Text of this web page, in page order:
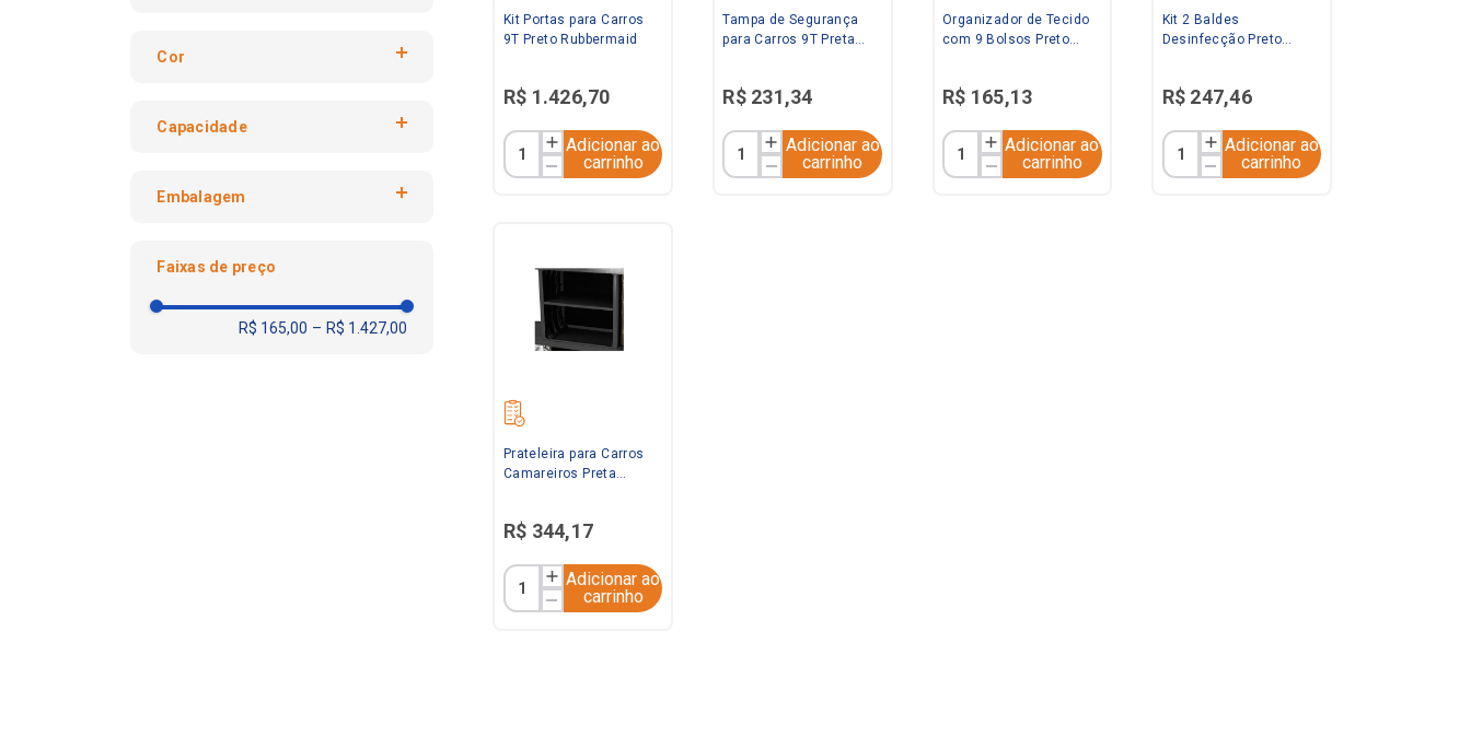
Capacidade
Desinfecção
Cor
preto
Embalagem
Unidade
Faixas de preço
R$ 165,00 – R$ 1.427,00
Kit Portas para Carros
9T Preto Rubbermaid
R$ 1.426,70
Adicionar ao
carrinho
Tampa de Segurança
para Carros 9T Preta
R$ 231,34
Adicionar ao
carrinho
Organizador de Tecido
com 9 Bolsos Preto
R$ 165,13
Adicionar ao
carrinho
Kit 2 Baldes
Desinfecção Preto
R$ 247,46
Adicionar ao
carrinho
Prateleira para Carros
Camareiros Preta
R$ 344,17
Adicionar ao
carrinho